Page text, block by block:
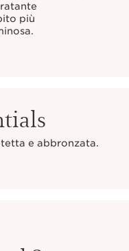
più
e abbronzata.